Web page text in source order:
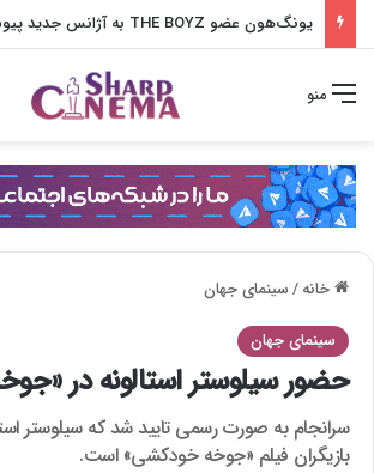
یونگ‌هون عضو THE BOYZ به آژانس جدید پیوست
منو
خانه/سینمای جهان
سینمای جهان
حضور سیلوستر استالونه در
سرانجام به صورت رسمی تایید شد که سیلوستر
بازیگران فیلم «جوخه خودکشی» است.